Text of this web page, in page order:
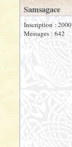
Samsagace
Inscription : 2000
Messages : 642